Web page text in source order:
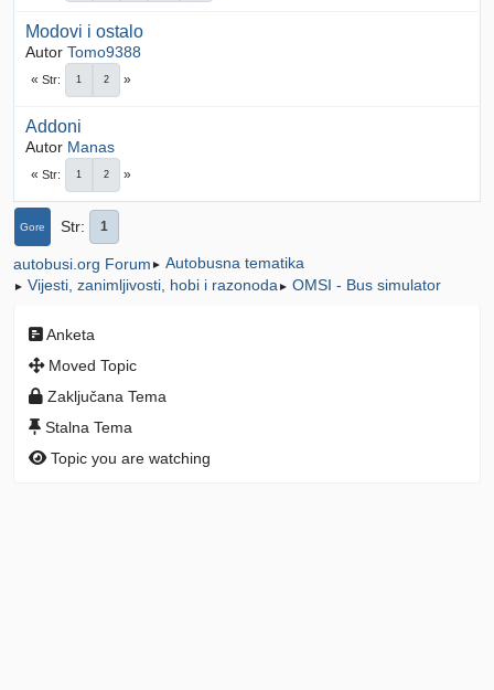
Modovi i ostalo
Autor Tomo9388
Str 1 2
Addoni
Autor Manas
Str 1 2
Gore Str 1
autobusi.org Forum ► Autobusna tematika
► Vijesti, zanimljivosti, hobi i razonoda ► OMSI - Bus simulator
Anketa
Moved Topic
Zaključana Tema
Stalna Tema
Topic you are watching